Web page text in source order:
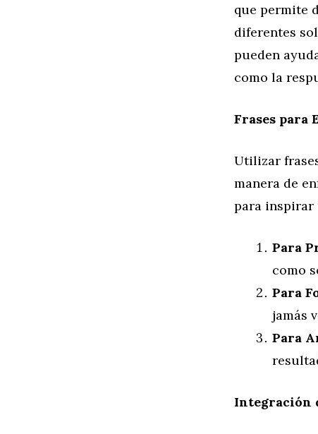
que permite
diferentes
pueden
como la
Frases para
Utilizar
manera de
para inspirar
Para
como
Para
jamás
Para
Integración